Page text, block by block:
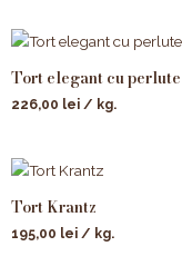
Tort elegant cu perlute
226,00 lei / kg.
Tort Krantz
195,00 lei / kg.